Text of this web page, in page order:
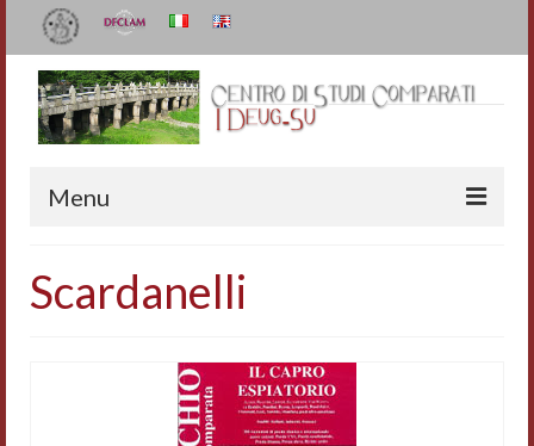
Menu
Organizzazione e contatti
I Deug-Su
Scardanelli